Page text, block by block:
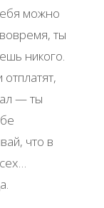
можно
ты
никого.
— ты
что в